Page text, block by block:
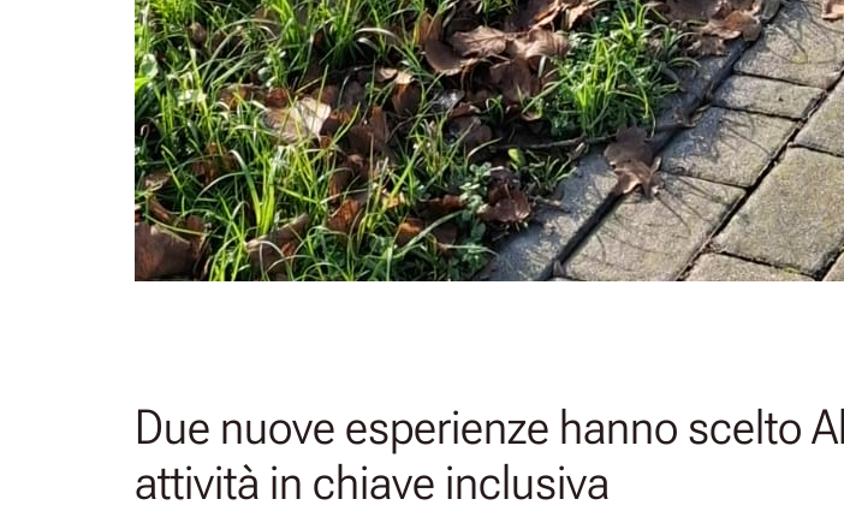
Due nuove esperienze hanno scelto
attività in chiave inclusiva